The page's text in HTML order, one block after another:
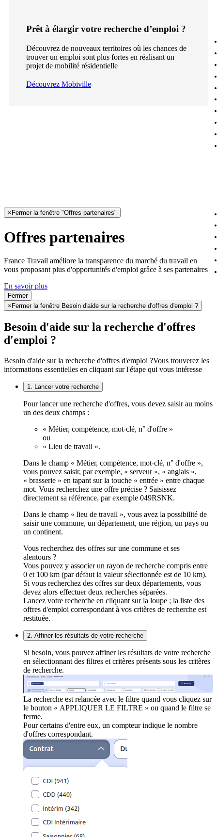
Prêt à élargir votre recherche d’emploi ?
Découvrez de nouveaux territoires où les chances de
trouver un emploi sont plus fortes en réalisant un
projet de mobilité résidentielle
Découvrez Mobiville
× Fermer la fenêtre "Offres partenaires"
Offres partenaires
France Travail améliore la transparence du marché du travail en
vous proposant plus d'opportunités d'emploi grâce à ses partenaires
En savoir plus
Fermer
× Fermer la fenêtre Besoin d'aide sur la recherche d'offres d'emploi ?
Besoin d'aide sur la recherche d'offres
d'emploi ?
Besoin d'aide sur la recherche d'offres d'emploi ?Vous trouverez les
informations essentielles en cliquant sur l'étape qui vous intéresse
1. Lancer votre recherche
Pour lancer une recherche d'offres, vous devez saisir au moins
un des deux champs :
« Métier, compétence, mot-clé, n° d'offre »
ou
« Lieu de travail ».
Dans le champ « Métier, compétence, mot-clé, n° d'offre »,
vous pouvez saisir, par exemple, « serveur », « anglais »,
« brasserie » en tapant sur la touche « entrée » entre chaque
mot. Vous recherchez une offre précise ? Saisissez
directement sa référence, par exemple 049RSNK.
Dans le champ « lieu de travail », vous avez la possibilité de
saisir une commune, un département, une région, un pays ou
un continent.
Vous recherchez des offres sur une commune et ses
alentours ?
Vous pouvez y associer un rayon de recherche compris entre
0 et 100 km (par défaut la valeur sélectionnée est de 10 km).
Si vous recherchez des offres sur deux départements, vous
devez alors effectuer deux recherches séparées.
Lancez votre recherche en cliquant sur la loupe ; la liste des
offres d'emploi correspondant à vos critères de recherche est
restituée.
2. Affiner les résultats de votre recherche
Si besoin, vous pouvez affiner les résultats de votre recherche
en sélectionnant des filtres et critères présents sous les critères
de recherche.
La recherche est relancée avec le filtre quand vous cliquez sur
le bouton « APPLIQUER LE FILTRE » ou quand le filtre se
ferme.
Pour certains d'entre eux, un compteur indique le nombre
d'offres correspondant.